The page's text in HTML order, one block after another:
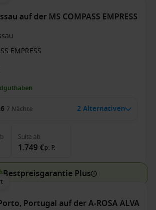
auf der MS COMPASS EMPRESS
EMPRESS
7 Nächte 2 Alternativen
Suite ab
1.749 €p. P.
Bestpreisgarantie Plus
Portugal auf der A-ROSA ALVA